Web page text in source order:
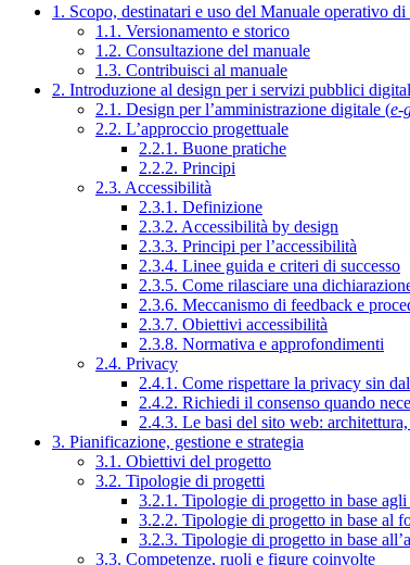
1. Scopo, destinatari e uso del Manuale operativo di
1.1. Versionamento e storico
1.2. Consultazione del manuale
1.3. Contribuisci al manuale
2. Introduzione al design per i servizi pubblici
2.1. Design per l’amministrazione digitale (e-
2.2. L’approccio progettuale
2.2.1. Buone pratiche
2.2.2. Principi
2.3. Accessibilità
2.3.1. Definizione
2.3.2. Accessibilità by design
2.3.3. Principi per l’accessibilità
2.3.4. Linee guida e criteri di successo
2.3.5. Come rilasciare una
2.3.6. Meccanismo di feedback e
2.3.7. Obiettivi accessibilità
2.3.8. Normativa e approfondimenti
2.4. Privacy
2.4.1. Come rispettare la privacy sin
2.4.2. Richiedi il consenso quando
2.4.3. Le basi del sito web:
3. Pianificazione, gestione e strategia
3.1. Obiettivi del progetto
3.2. Tipologie di progetti
3.2.1. Tipologie di progetto in base
3.2.2. Tipologie di progetto in base al
3.2.3. Tipologie di progetto in base
3.3. Competenze, ruoli e figure coinvolte